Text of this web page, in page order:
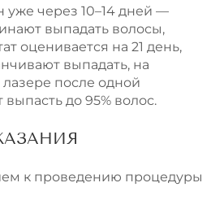
уже через 10–14 дней —
выпадать волосы,
оценивается на 21 день,
выпадать, на
после одной
до 95% волос.
к проведению процедуры